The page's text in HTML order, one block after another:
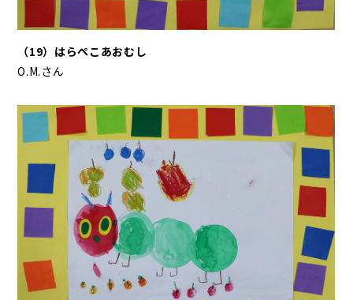
（19）はらぺこあおむし
O.M.さん